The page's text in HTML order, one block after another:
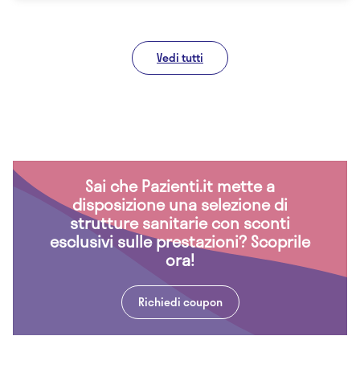
Vedi tutti
Sai che Pazienti.it mette a
disposizione una selezione di
strutture sanitarie con sconti
esclusivi sulle prestazioni? Scoprile
ora!
Richiedi coupon